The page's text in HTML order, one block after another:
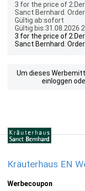
3 for the price of
Sanct Bernhard.
Gültig ab:sofort
Gültig bis:31.08.2026
3 for the price of
Sanct Bernhard.
Um dieses
einloggen
Kräuterhaus EN
Werbecoupon